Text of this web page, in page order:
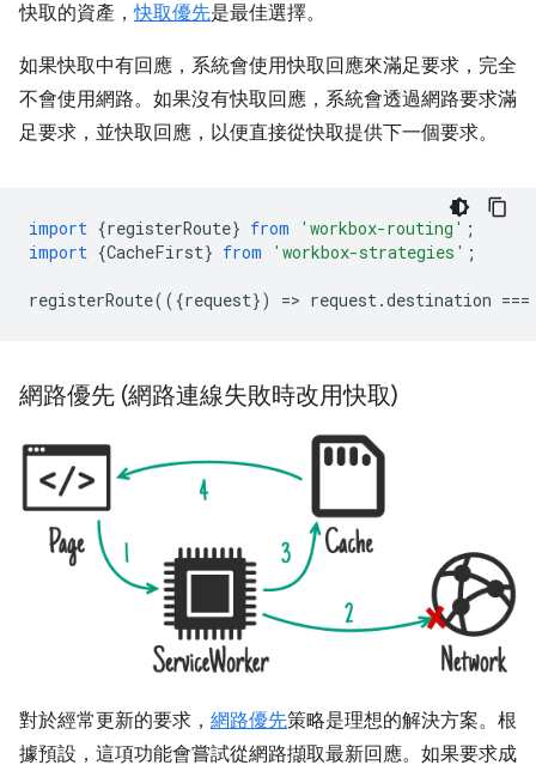
快取的資產，快取優先是最佳選擇。
如果快取中有回應，系統會使用快取回應來滿足要求，完全
不會使用網路。如果沒有快取回應，系統會透過網路要求滿
足要求，並快取回應，以便直接從快取提供下一個要求。
import {registerRoute} from 'workbox-routing' ;
import {CacheFirst} from 'workbox-strategies' ;
registerRoute(({request}) => request.destination ===
網路優先 (網路連線失敗時改用快取)
對於經常更新的要求， 網路優先策略是理想的解決方案。根
據預設，這項功能會嘗試從網路擷取最新回應。如果要求成